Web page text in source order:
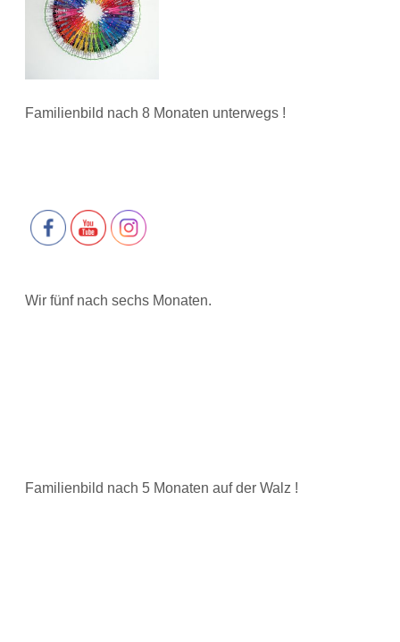
Familienbild nach 8 Monaten unterwegs !
Wir fünf nach sechs Monaten.
Familienbild nach 5 Monaten auf der Walz !